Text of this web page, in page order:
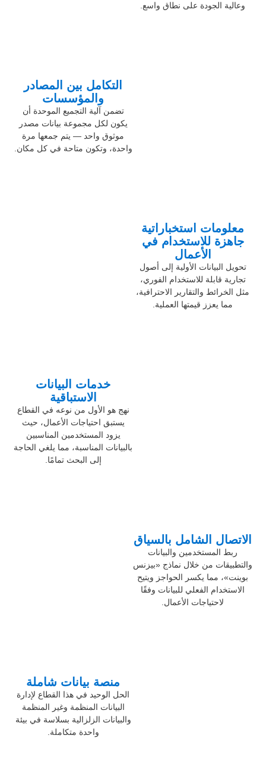
وعالية الجودة على نطاق واسع.
التكامل بين المصادر
والمؤسسات
تضمن آلية التجميع الموحدة أن
يكون لكل مجموعة بيانات مصدر
موثوق واحد — يتم جمعها مرة
واحدة، وتكون متاحة في كل مكان.
معلومات استخباراتية
جاهزة للاستخدام في
الأعمال
تحويل البيانات الأولية إلى أصول
تجارية قابلة للاستخدام الفوري،
مثل الخرائط والتقارير الاحترافية،
مما يعزز قيمتها العملية.
خدمات البيانات
الاستباقية
نهج هو الأول من نوعه في القطاع
يستبق احتياجات الأعمال، حيث
يزود المستخدمين المناسبين
بالبيانات المناسبة، مما يلغي الحاجة
إلى البحث تمامًا.
الاتصال الشامل بالسياق
ربط المستخدمين والبيانات
والتطبيقات من خلال نماذج «بيزنس
بوينت»، مما يكسر الحواجز ويتيح
الاستخدام الفعلي للبيانات وفقًا
لاحتياجات الأعمال.
منصة بيانات شاملة
الحل الوحيد في هذا القطاع لإدارة
البيانات المنظمة وغير المنظمة
والبيانات الزلزالية بسلاسة في بيئة
واحدة متكاملة.